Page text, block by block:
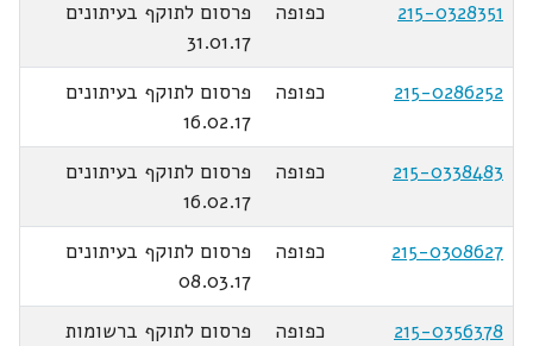
215-0328351
כפופה
פרסום לתוקף בעיתונים
31.01.17
215-0286252
כפופה
פרסום לתוקף בעיתונים
16.02.17
215-0338483
כפופה
פרסום לתוקף בעיתונים
16.02.17
215-0308627
כפופה
פרסום לתוקף בעיתונים
08.03.17
215-0356378
כפופה
פרסום לתוקף ברשומות